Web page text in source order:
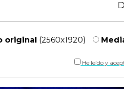
original (2560x1920)
He leído y